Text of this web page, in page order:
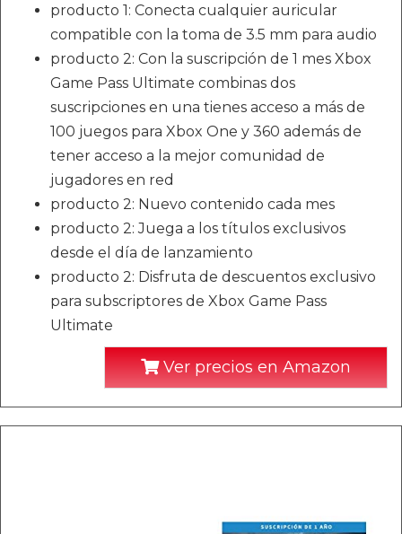
producto 1: Conecta cualquier auricular
compatible con la toma de 3.5 mm para audio
producto 2: Con la suscripción de 1 mes Xbox
Game Pass Ultimate combinas dos
suscripciones en una tienes acceso a más de
100 juegos para Xbox One y 360 además de
tener acceso a la mejor comunidad de
jugadores en red
producto 2: Nuevo contenido cada mes
producto 2: Juega a los títulos exclusivos
desde el día de lanzamiento
producto 2: Disfruta de descuentos exclusivo
para subscriptores de Xbox Game Pass
Ultimate
Ver precios en Amazon